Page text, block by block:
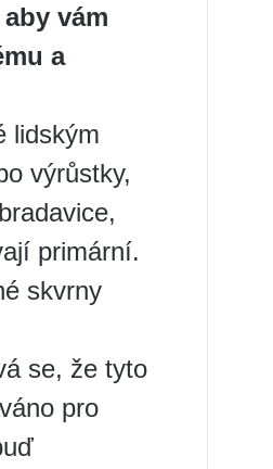
vám
a
lidským
výrůstky,
primární.
skvrny
se, že tyto
pro